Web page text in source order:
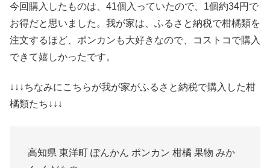
今回購入したものは、41個入っていたので、1個約34円で
お得だと思いました。我が家は、ふるさと納税で柑橘類を
注文するほど、ポンカンも大好きなので、コストコで購入
できて嬉しかったです。
↓↓↓ちなみにこちらが我が家がふるさと納税で購入した柑
橘類たち↓↓↓
高知県 東洋町 ぽんかん ポンカン 柑橘 果物 みか